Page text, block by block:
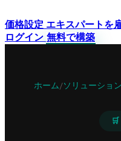
価格設定 エキスパートを
ログイン 無料で構築
ホーム/ソリューション